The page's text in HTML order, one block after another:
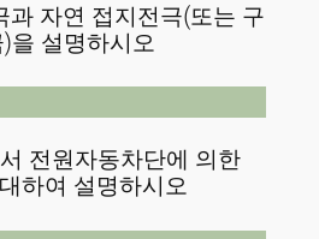
과 자연 접지전극(또는 구
을 설명하시오
전원자동차단에 의한
하여 설명하시오